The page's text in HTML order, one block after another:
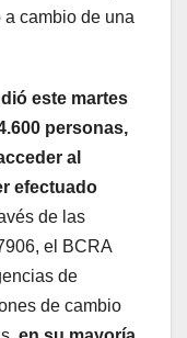
cambio de una
este martes
personas,
al
efectuado
de las
el BCRA
de
de cambio